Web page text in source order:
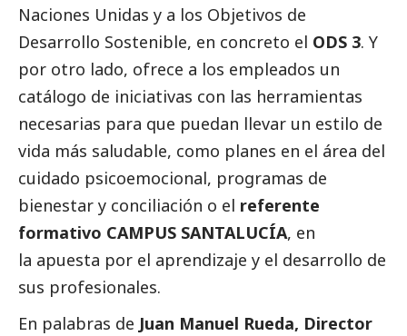
Naciones Unidas y a los Objetivos de
Desarrollo Sostenible, en concreto el ODS 3. Y
por otro lado, ofrece a los empleados un
catálogo de iniciativas con las herramientas
necesarias para que puedan llevar un estilo de
vida más saludable, como planes en el área del
cuidado psicoemocional, programas de
bienestar y conciliación o el referente
formativo CAMPUS SANTALUCÍA, en
la apuesta por el aprendizaje y el desarrollo de
sus profesionales.
En palabras de Juan Manuel Rueda, Director